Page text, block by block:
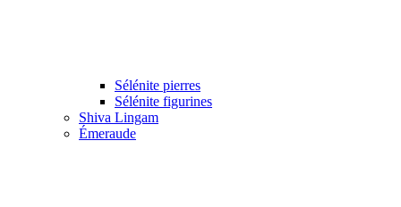
Sélénite pierres
Sélénite figurines
Shiva Lingam
Émeraude